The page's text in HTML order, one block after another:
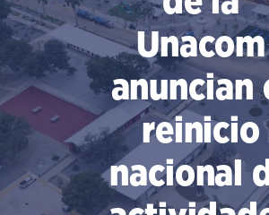
Unacom
anuncian
reinicio
nacional